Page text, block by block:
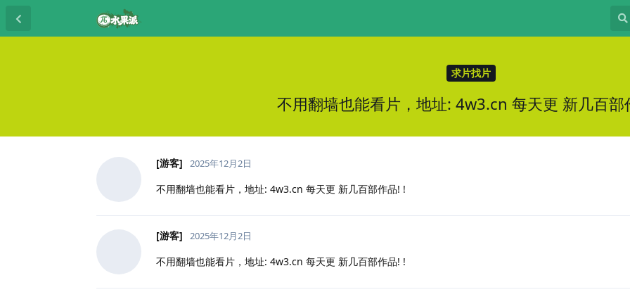
求片找片
不用翻墙也能看片，地址: 4w3.cn 每天更 新几百部
[游客] 2025年12月2日
不用翻墙也能看片，地址: 4w3.cn 每天更 新几百部作品! !
[游客] 2025年12月2日
不用翻墙也能看片，地址: 4w3.cn 每天更 新几百部作品! !